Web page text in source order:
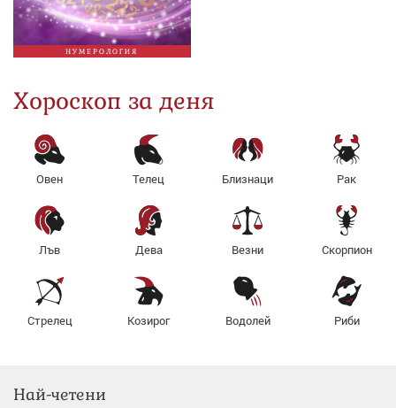
НУМЕРОЛОГИЯ
Хороскоп за деня
Овен Телец Близнаци Рак
Лъв Дева Везни Скорпион
Стрелец Козирог Водолей Риби
Най-четени